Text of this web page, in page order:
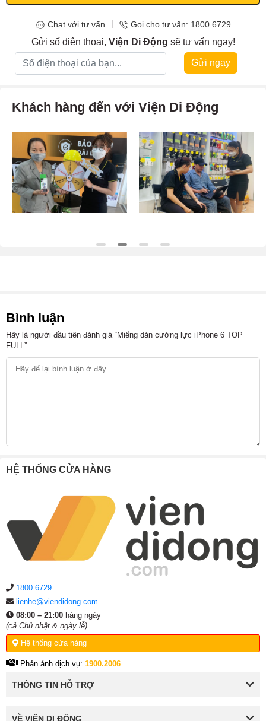
Chat với tư vấn Gọi cho tư vấn: 1800.6729
Gửi số điện thoại, Viện Di Động sẽ tư vấn ngay!
Gửi ngay
Khách hàng đến với Viện Di Động
Bình luận
Hãy là người đầu tiên đánh giá “Miếng dán cường lực iPhone 6 TOP
FULL”
HỆ THỐNG CỬA HÀNG
1800.6729
lienhe@viendidong.com
08:00 – 21:00 hàng ngày
(cả Chủ nhật & ngày lễ)
Hệ thống cửa hàng
Phản ánh dịch vụ: 1900.2006
THÔNG TIN HỖ TRỢ
VỀ VIỆN DI ĐỘNG